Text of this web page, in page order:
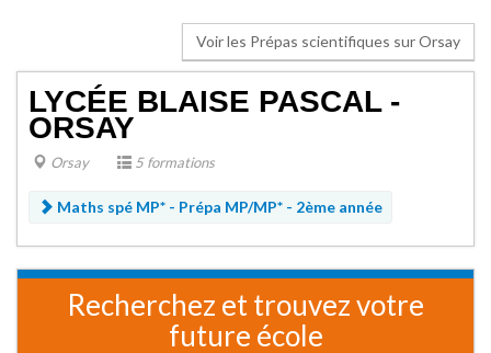
Voir les Prépas scientifiques sur Orsay
LYCÉE BLAISE PASCAL -
ORSAY
Orsay 5 formations
Maths spé MP* - Prépa MP/MP* - 2ème année
Recherchez et trouvez votre
future école